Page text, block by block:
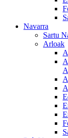
Navarra
Sartu
Arloak